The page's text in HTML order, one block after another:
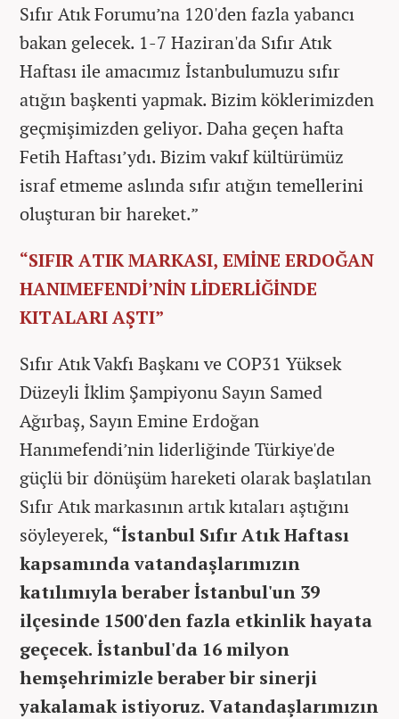
Sıfır Atık Forumu’na 120'den fazla yabancı
bakan gelecek. 1-7 Haziran'da Sıfır Atık
Haftası ile amacımız İstanbulumuzu sıfır
atığın başkenti yapmak. Bizim köklerimizden
geçmişimizden geliyor. Daha geçen hafta
Fetih Haftası’ydı. Bizim vakıf kültürümüz
israf etmeme aslında sıfır atığın temellerini
oluşturan bir hareket.”
“SIFIR ATIK MARKASI, EMİNE ERDOĞAN
HANIMEFENDİ’NİN LİDERLİĞİNDE
KITALARI AŞTI”
Sıfır Atık Vakfı Başkanı ve COP31 Yüksek
Düzeyli İklim Şampiyonu Sayın Samed
Ağırbaş, Sayın Emine Erdoğan
Hanımefendi’nin liderliğinde Türkiye'de
güçlü bir dönüşüm hareketi olarak başlatılan
Sıfır Atık markasının artık kıtaları aştığını
söyleyerek, “İstanbul Sıfır Atık Haftası
kapsamında vatandaşlarımızın
katılımıyla beraber İstanbul'un 39
ilçesinde 1500'den fazla etkinlik hayata
geçecek. İstanbul'da 16 milyon
hemşehrimizle beraber bir sinerji
yakalamak istiyoruz. Vatandaşlarımızın